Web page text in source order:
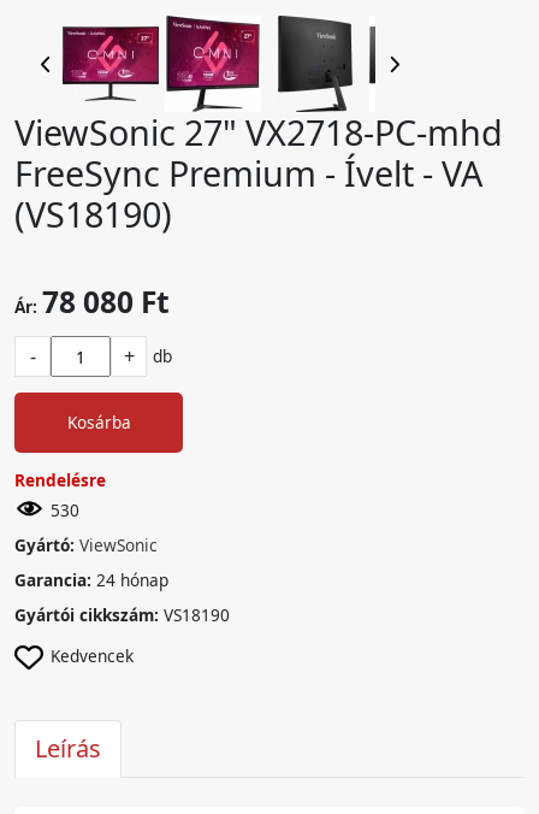
ViewSonic 27" VX2718-PC-mhd
FreeSync Premium - Ívelt - VA
(VS18190)
Ár: 78 080 Ft
- + db
Kosárba
Rendelésre
530
Gyártó: ViewSonic
Garancia: 24 hónap
Gyártói cikkszám: VS18190
Kedvencek
Leírás